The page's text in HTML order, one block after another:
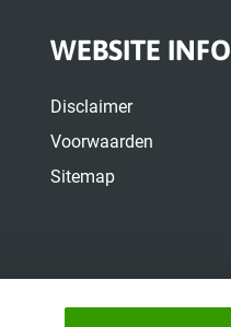
WEBSITE INFO
Disclaimer
Voorwaarden
Sitemap